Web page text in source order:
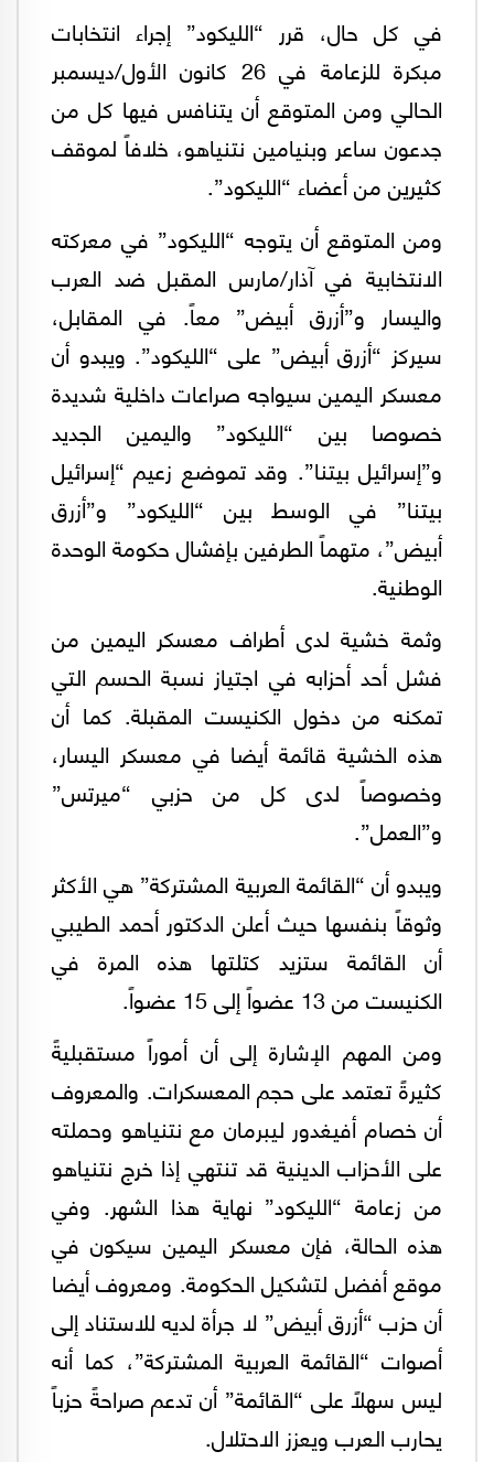
في كل حال، قرر “الليكود” إجراء انتخابات
مبكرة للزعامة في 26 كانون الأول/ديسمبر
الحالي ومن المتوقع أن يتنافس فيها كل من
جدعون ساعر وبنيامين نتنياهو، خلافاً لموقف
كثيرين من أعضاء “الليكود”.
ومن المتوقع أن يتوجه “الليكود” في معركته
الانتخابية في آذار/مارس المقبل ضد العرب
واليسار و”أزرق أبيض” معاً. في المقابل،
سيركز “أزرق أبيض” على “الليكود”. ويبدو أن
معسكر اليمين سيواجه صراعات داخلية شديدة
خصوصا بين “الليكود” واليمين الجديد
و”إسرائيل بيتنا”. وقد تموضع زعيم “إسرائيل
بيتنا” في الوسط بين “الليكود” و”أزرق
أبيض”، متهماً الطرفين بإفشال حكومة الوحدة
الوطنية.
وثمة خشية لدى أطراف معسكر اليمين من
فشل أحد أحزابه في اجتياز نسبة الحسم التي
تمكنه من دخول الكنيست المقبلة. كما أن
هذه الخشية قائمة أيضا في معسكر اليسار،
وخصوصاً لدى كل من حزبي “ميرتس”
و”العمل”.
ويبدو أن “القائمة العربية المشتركة” هي الأكثر
وثوقاً بنفسها حيث أعلن الدكتور أحمد الطيبي
أن القائمة ستزيد كتلتها هذه المرة في
الكنيست من 13 عضواً إلى 15 عضواً.
ومن المهم الإشارة إلى أن أموراً مستقبليةً
كثيرةً تعتمد على حجم المعسكرات. والمعروف
أن خصام أفيغدور ليبرمان مع نتنياهو وحملته
على الأحزاب الدينية قد تنتهي إذا خرج نتنياهو
من زعامة “الليكود” نهاية هذا الشهر. وفي
هذه الحالة، فإن معسكر اليمين سيكون في
موقع أفضل لتشكيل الحكومة. ومعروف أيضا
أن حزب “أزرق أبيض” لا جرأة لديه للاستناد إلى
أصوات “القائمة العربية المشتركة”، كما أنه
ليس سهلاً على “القائمة” أن تدعم صراحةً حزباً
يحارب العرب ويعزز الاحتلال.